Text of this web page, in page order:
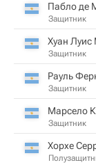
Пабло де
Защитник
Хуан Луис
Защитник
Рауль
Защитник
Марсело
Защитник
Хорхе